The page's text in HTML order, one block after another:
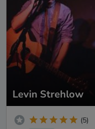
Levin Strehlow
(5)